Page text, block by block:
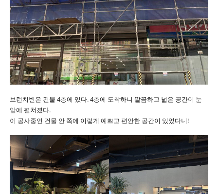
브런치빈은 건물 4층에 있다. 4층에 도착하니 깔끔하고 넓은 공간이 눈
앞에 펼쳐졌다.
이 공사중인 건물 안 쪽에 이렇게 예쁘고 편안한 공간이 있었다니!